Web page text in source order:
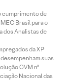
cumprimento de
Brasil para o
dos Analistas de
da XP
suas
CVM nº
Nacional das